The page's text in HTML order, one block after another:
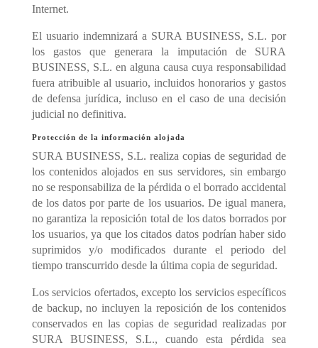
Internet.
El usuario indemnizará a SURA BUSINESS, S.L. por
los gastos que generara la imputación de SURA
BUSINESS, S.L. en alguna causa cuya responsabilidad
fuera atribuible al usuario, incluidos honorarios y gastos
de defensa jurídica, incluso en el caso de una decisión
judicial no definitiva.
Protección de la información alojada
SURA BUSINESS, S.L. realiza copias de seguridad de
los contenidos alojados en sus servidores, sin embargo
no se responsabiliza de la pérdida o el borrado accidental
de los datos por parte de los usuarios. De igual manera,
no garantiza la reposición total de los datos borrados por
los usuarios, ya que los citados datos podrían haber sido
suprimidos y/o modificados durante el periodo del
tiempo transcurrido desde la última copia de seguridad.
Los servicios ofertados, excepto los servicios específicos
de backup, no incluyen la reposición de los contenidos
conservados en las copias de seguridad realizadas por
SURA BUSINESS, S.L., cuando esta pérdida sea